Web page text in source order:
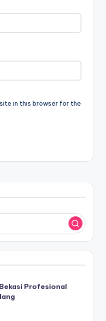
in this browser for the
Profesional